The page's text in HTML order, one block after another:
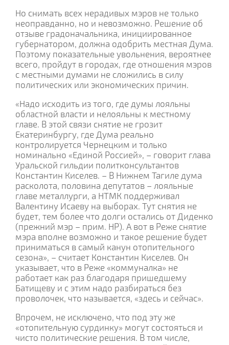
Но снимать всех нерадивых мэров не только
неоправданно, но и невозможно. Решение об
отзыве градоначальника, инициированное
губернатором, должна одобрить местная Дума.
Поэтому показательные увольнения, вероятнее
всего, пройдут в городах, где отношения мэров
с местными думами не сложились в силу
политических или экономических причин.
«Надо исходить из того, где думы лояльны
областной власти и нелояльны к местному
главе. В этой связи снятие не грозит
Екатеринбургу, где Дума реально
контролируется Чернецким и только
номинально «Единой Россией», – говорит глава
Уральской гильдии политконсультантов
Константин Киселев. – В Нижнем Тагиле дума
расколота, половина депутатов – лояльные
главе металлурги, а НТМК поддерживал
Валентину Исаеву на выборах. Тут снятия не
будет, тем более что долги остались от Диденко
(прежний мэр – прим. НР). А вот в Реже снятие
мэра вполне возможно и такое решение будет
приниматься в самый канун отопительного
сезона», – считает Константин Киселев. Он
указывает, что в Реже «коммуналка» не
работает как раз благодаря пришедшему
Батищеву и с этим надо разбираться без
проволочек, что называется, «здесь и сейчас».
Впрочем, не исключено, что под эту же
«отопительную сурдинку» могут состояться и
чисто политические решения. В том числе,